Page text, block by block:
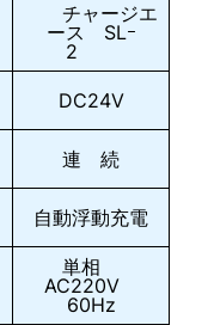
チャージエ
ース SLｰ
2
DC24V
連 続
自動浮動充電
単相
AC220V
60Hz